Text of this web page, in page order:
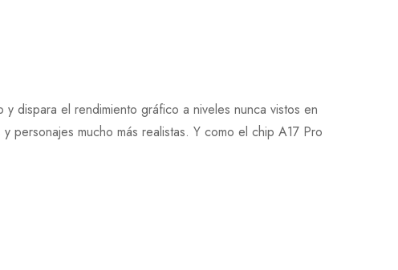
dispara el rendimiento gráfico a niveles nunca vistos en
personajes mucho más realistas. Y como el chip A17 Pro